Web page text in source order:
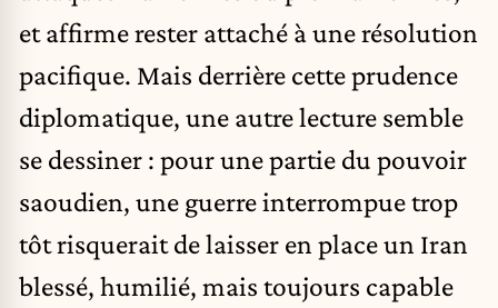
et affirme rester attaché à une résolution
pacifique. Mais derrière cette prudence
diplomatique, une autre lecture semble
se dessiner : pour une partie du pouvoir
saoudien, une guerre interrompue trop
tôt risquerait de laisser en place un Iran
blessé, humilié, mais toujours capable